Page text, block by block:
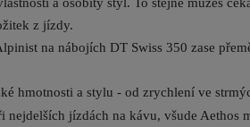
z jízdy.
na nábojích DT Swiss 350 zase
hmotnosti a stylu - od zrychlení ve
nejdelších jízdách na kávu, všude Aethos